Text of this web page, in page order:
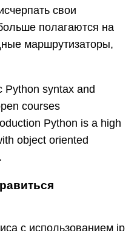
свои
полагаются на
маршрутизаторы,
Python syntax and
courses
Python is a high
object oriented
с использованием ip